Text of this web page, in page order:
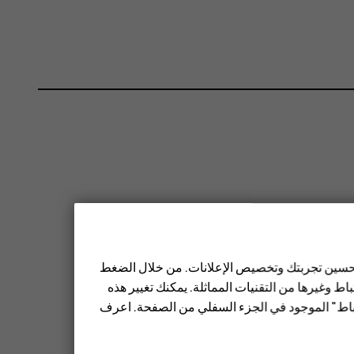
تحسين تجربتك وتخصيص الإعلانات. من خلال الضغط
وغيرها من التقنيات المماثلة. يمكنك تغيير هذه
الموجود في الجزء السفلي من الصفحة. اعرف